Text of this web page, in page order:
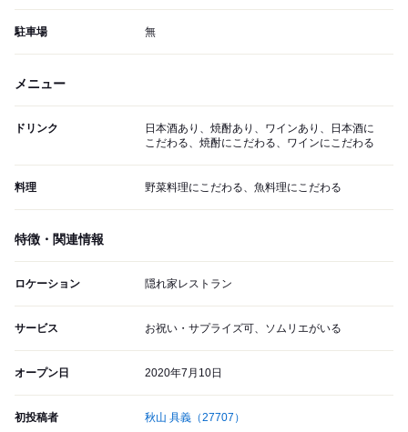
駐車場 無
メニュー
ドリンク
日本酒あり、焼酎あり、ワインあり、日本酒に
こだわる、焼酎にこだわる、ワインにこだわる
料理 野菜料理にこだわる、魚料理にこだわる
特徴・関連情報
ロケーション 隠れ家レストラン
サービス お祝い・サプライズ可、ソムリエがいる
オープン日 2020年7月10日
初投稿者 秋山 具義 （27707）